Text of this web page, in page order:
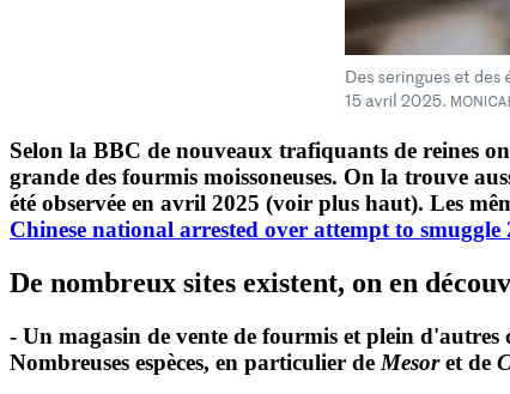
Selon la BBC de nouveaux trafiquants de reines
grande des fourmis moissoneuses. On la trouve
été observée en avril 2025 (voir plus haut). Les
Chinese national arrested over attempt to
De nombreux sites existent, on en
- Un magasin de vente de fourmis et plein d'autres
Nombreuses espèces, en particulier de Mesoret de